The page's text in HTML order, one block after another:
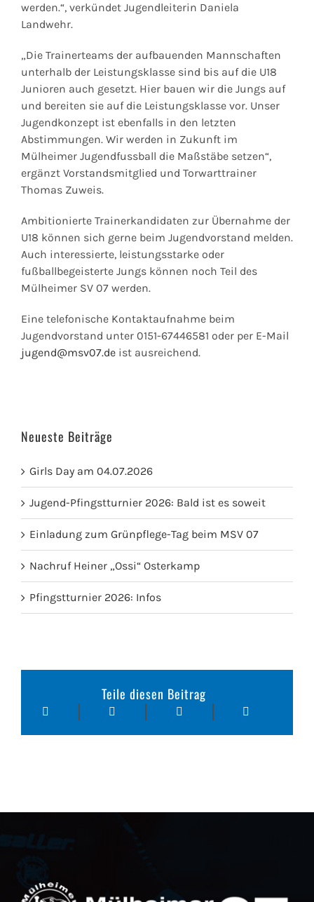
werden.“, verkündet Jugendleiterin Daniela
Landwehr.
„Die Trainerteams der aufbauenden Mannschaften
unterhalb der Leistungsklasse sind bis auf die U18
Junioren auch gesetzt. Hier bauen wir die Jungs auf
und bereiten sie auf die Leistungsklasse vor. Unser
Jugendkonzept ist ebenfalls in den letzten
Abstimmungen. Wir werden in Zukunft im
Mülheimer Jugendfussball die Maßstäbe setzen“,
ergänzt Vorstandsmitglied und Torwarttrainer
Thomas Zuweis.
Ambitionierte Trainerkandidaten zur Übernahme der
U18 können sich gerne beim Jugendvorstand melden.
Auch interessierte, leistungsstarke oder
fußballbegeisterte Jungs können noch Teil des
Mülheimer SV 07 werden.
Eine telefonische Kontaktaufnahme beim
Jugendvorstand unter 0151-67446581 oder per E-Mail
jugend@msv07.deist ausreichend.
Neueste Beiträge
Girls Day am 04.07.2026
Jugend-Pfingstturnier 2026: Bald ist es soweit
Einladung zum Grünpflege-Tag beim MSV 07
Nachruf Heiner „Ossi“ Osterkamp
Pfingstturnier 2026: Infos
Teile diesen Beitrag